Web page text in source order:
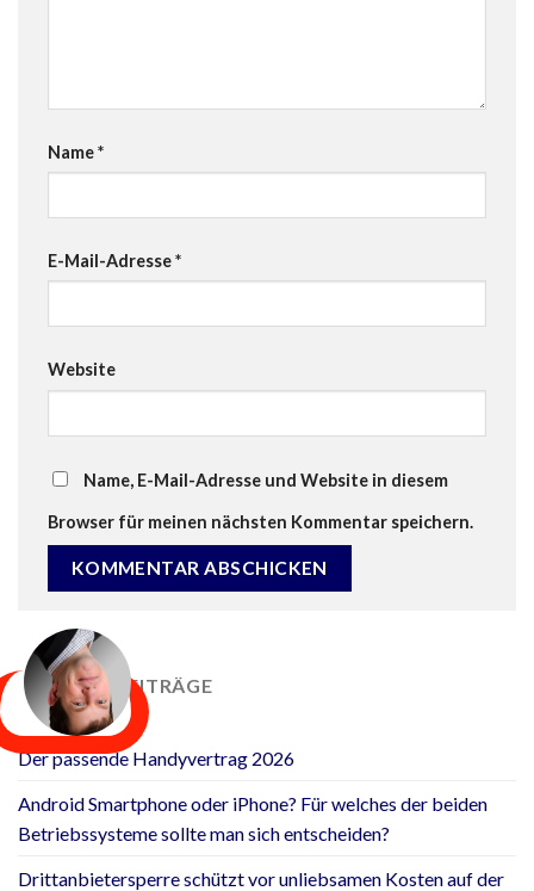
Name*
E-Mail-Adresse*
Website
Name, E-Mail-Adresse und Website in diesem
Browser für meinen nächsten Kommentar speichern.
NEUESTE BEITRÄGE
Der passende Handyvertrag 2026
Android Smartphone oder iPhone? Für welches der beiden
Betriebssysteme sollte man sich entscheiden?
Drittanbietersperre schützt vor unliebsamen Kosten auf der